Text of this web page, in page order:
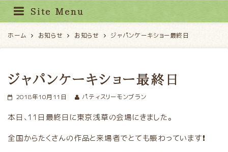
Site Menu
ホーム お知らせ お知らせ ジャパンケーキショー最終日
ジャパンケーキショー最終日
2018年10月11日 パティスリーモンブラン
本日、11日最終日に東京浅草の会場にきました。
全国からたくさんの作品と来場者でとても賑わっています❗